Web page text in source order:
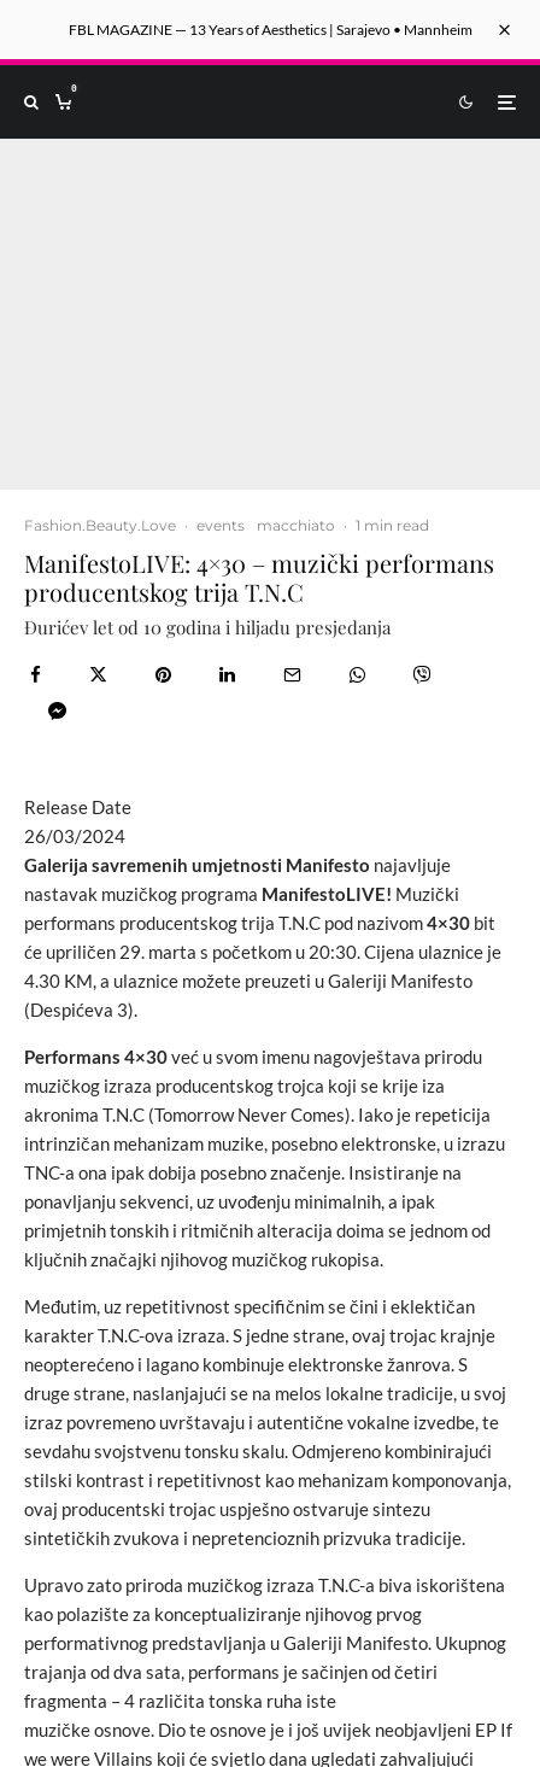
FBL MAGAZINE — 13 Years of Aesthetics | Sarajevo • Mannheim
0
Fashion.Beauty.Love · events macchiato · 1 min read
ManifestoLIVE: 4×30 – muzički performans
producentskog trija T.N.C
Đurićev let od 10 godina i hiljadu presjedanja
Release Date
26/03/2024
Galerija savremenih umjetnosti Manifesto najavljuje
nastavak muzičkog programa ManifestoLIVE! Muzički
performans producentskog trija T.N.C pod nazivom4×30 bit
će upriličen 29. marta s početkom u 20:30. Cijena ulaznice je
4.30 KM, a ulaznice možete preuzeti u Galeriji Manifesto
(Despićeva 3).
Performans 4×30već u svom imenu nagovještava prirodu
muzičkog izraza producentskog trojca koji se krije iza
akronima T.N.C (Tomorrow Never Comes). Iako je repeticija
intrinzičan mehanizam muzike, posebno elektronske, u izrazu
TNC-a ona ipak dobija posebno značenje. Insistiranje na
ponavljanju sekvenci, uz uvođenju minimalnih, a ipak
primjetnih tonskih i ritmičnih alteracija doima se jednom od
ključnih značajki njihovog muzičkog rukopisa.
Međutim, uz repetitivnost specifičnim se čini i eklektičan
karakter T.N.C-ova izraza. S jedne strane, ovaj trojac krajnje
neopterećeno i lagano kombinuje elektronske žanrova. S
druge strane, naslanjajući se na melos lokalne tradicije, u svoj
izraz povremeno uvrštavaju i autentične vokalne izvedbe, te
sevdahu svojstvenu tonsku skalu. Odmjereno kombinirajući
stilski kontrast i repetitivnost kao mehanizam komponovanja,
ovaj producentski trojac uspješno ostvaruje sintezu
sintetičkih zvukova i nepretencioznih prizvuka tradicije.
Upravo zato priroda muzičkog izraza T.N.C-a biva iskorištena
kao polazište za konceptualiziranje njihovog prvog
performativnog predstavljanja u Galeriji Manifesto. Ukupnog
trajanja od dva sata, performans je sačinjen od četiri
fragmenta – 4 različita tonska ruha iste
muzičke osnove. Dio te osnove je i još uvijek neobjavljeni EP If
we were Villains koji će svjetlo dana ugledati zahvaljujući